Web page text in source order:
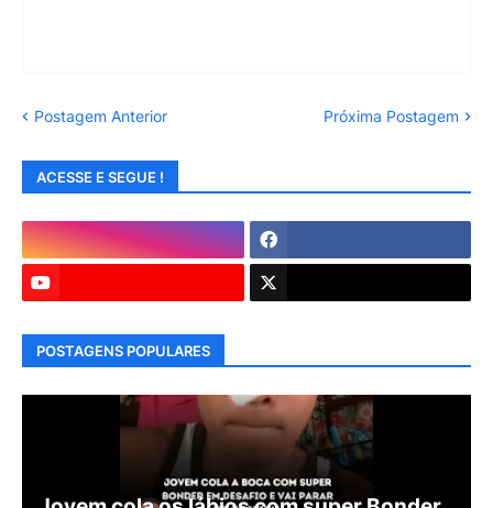
Postagem Anterior Próxima Postagem
ACESSE E SEGUE !
POSTAGENS POPULARES